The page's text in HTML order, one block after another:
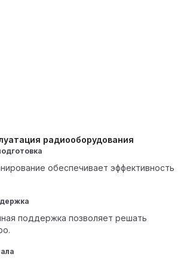
радиооборудования
обеспечивает эффективность
поддержка позволяет решать